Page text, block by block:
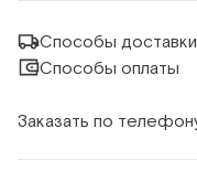
Способы доставки
Способы оплаты
Заказать по